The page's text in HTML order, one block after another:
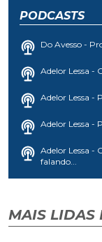
PODCASTS
Do Avesso -
Adelor Lessa -
Adelor Lessa -
Adelor Lessa -
Adelor Lessa -
falando...
MAIS LIDAS